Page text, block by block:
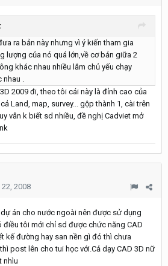
ra bản này nhưng vì ý kiến tham gia
lượng của nó quá lớn,về cơ bản giữa 2
khác nhau nhiều lắm chủ yếu chạy
nhau .
2009 đi, theo tôi cái này là đỉnh cao của
Land, map, survey... gộp thành 1, cài trên
vẫn k biết sd nhiều, đề nghị Cadviet mở
2008
án cho nước ngoài nên được sử dụng
điều tôi mới chỉ sd được chức năng CAD
kế đường hay san nền gì đó thì chưa
post lên cho tui học với.Cả dạy CAD 3D nữ
nhìu